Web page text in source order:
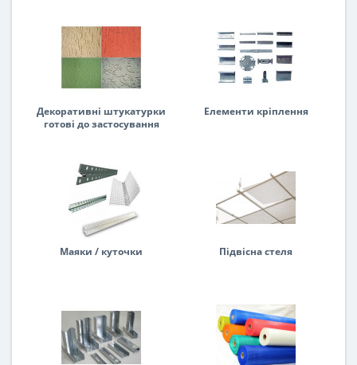
Декоративні штукатурки
готові до застосування
Елементи кріплення
Маяки / куточки Підвісна стеля